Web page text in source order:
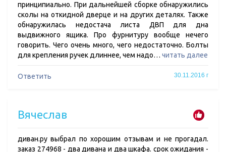
принципиально. При дальнейшей сборке обнаружились
сколы на откидной дверце и на других деталях. Также
обнаружилась недостача листа ДВП для дна
выдвижного ящика. Про фурнитуру вообще нечего
говорить. Чего очень много, чего недостаточно. Болты
для крепления ручек длиннее, чем надо… читать далее
Ответить 30.11.2016 г
Вячеслав
диван.ру выбрал по хорошим отзывам и не прогадал.
заказ 274968 - два дивана и два шкафа. срок ожидания -